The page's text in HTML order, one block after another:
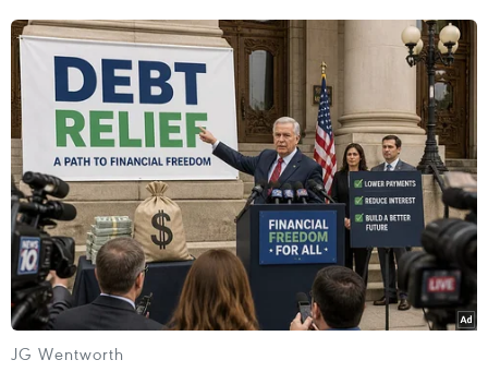
Bích Liên
09/06/2026 01:44
Trong bối cảnh biểu tình và phong tỏa đường sá
liên tiếp bước sang ngày 39, Tổng thống Bolivia,
ông Rodrigo Paz, đã ban hành một đạo luật mới
quy định về tình trạng khẩn cấp.
JG Wentworth